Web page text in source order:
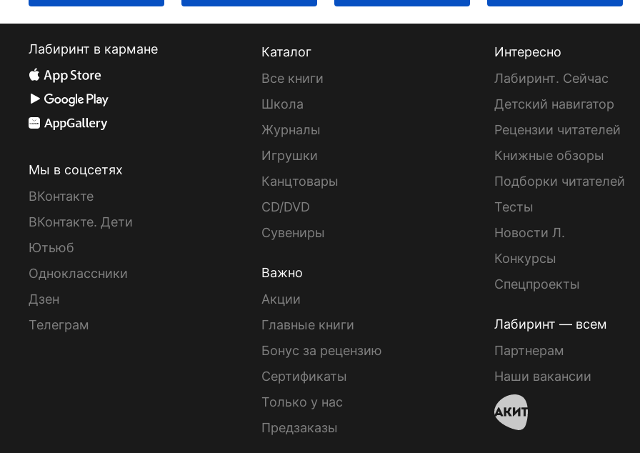
Лабиринт в кармане
Мы в соцсетях
ВКонтакте
ВКонтакте. Дети
Ютьюб
Одноклассники
Дзен
Телеграм
Каталог
Все книги
Школа
Журналы
Игрушки
Канцтовары
CD/DVD
Сувениры
Важно
Акции
Главные книги
Бонус за рецензию
Сертификаты
Только у нас
Предзаказы
Интересно
Лабиринт. Сейчас
Детский навигатор
Рецензии читателей
Книжные обзоры
Подборки читателей
Тесты
Новости Л.
Конкурсы
Спецпроекты
Лабиринт — всем
Партнерам
Наши вакансии